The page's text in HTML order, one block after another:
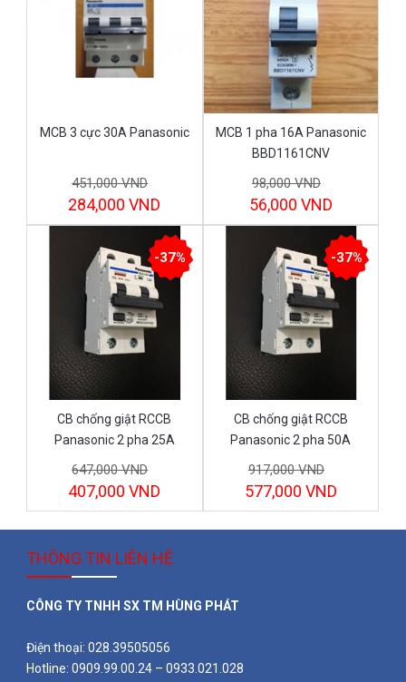
MCB 3 cực 30A Panasonic
451,000 VND
284,000 VND
MCB 1 pha 16A Panasonic
BBD1161CNV
98,000 VND
56,000 VND
-37%
CB chống giật RCCB
Panasonic 2 pha 25A
BBDE22531CNV
647,000 VND
407,000 VND
-37%
CB chống giật RCCB
Panasonic 2 pha 50A
BBDE25031CNV
917,000 VND
577,000 VND
THÔNG TIN LIÊN HỆ
CÔNG TY TNHH SX TM HÙNG PHÁT
Điện thoại: 028.39505056
Hotline: 0909.99.00.24 – 0933.021.028